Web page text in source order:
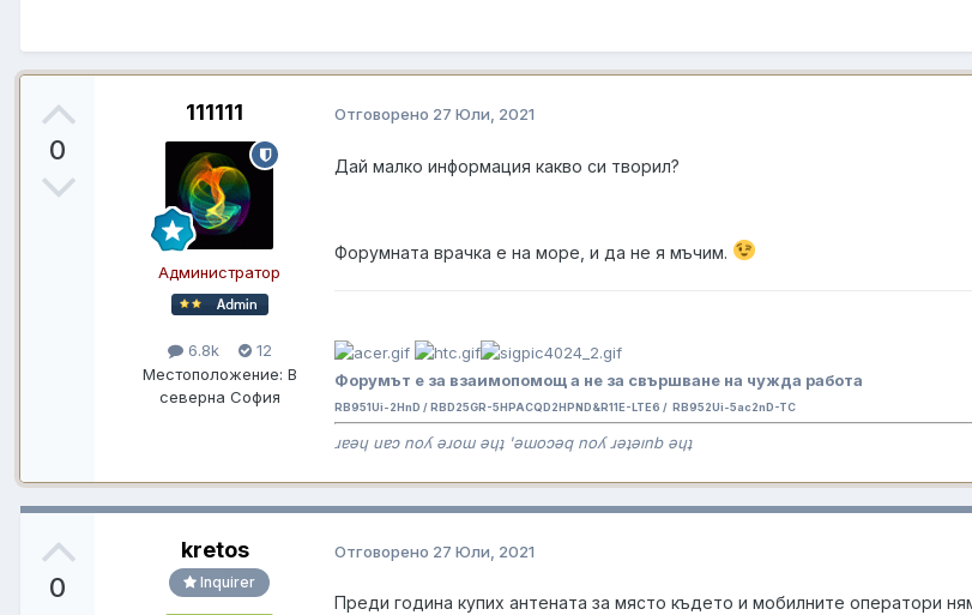
0
111111
Администратор
6.8k
12
Местоположение: В
северна София
Отговорено 27 Юли, 2021
Дай малко информация какво си творил?
Форумната врачка е на море, и да не я мъчим.
Форумът е за взаимопомощ а не за свършване на чужда работа
RB951Ui-2HnD / RBD25GR-5HPACQD2HPND&R11E-LTE6 / RB952Ui-5ac2nD-TC
ɹɐǝɥ uɐɔ noʎ ǝɹoɯ ǝɥʇ 'ǝɯoɔǝq noʎ ɹǝʇǝınb ǝɥʇ
0
kretos
Inquirer
Отговорено 27 Юли, 2021
Преди година купих антената за място където и мобилните оператори